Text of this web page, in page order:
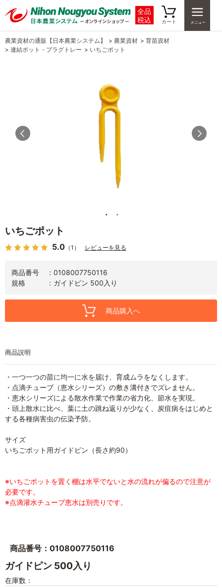
全品
税込
カート
農業資材の通販【日本農業システム】 > 農業資材 > 育苗資材
> 連結ポット・プラグトレー > いちごポット
いちごポット
5.0 （1） レビューを見る
商品番号
0108007750116
規格
ガイドピン 500入り
商品購入へ
商品説明
・一つ一つの苗に均一に水を届け、育成ムラをなくします。
・点滴チューブ（恵水シリーズ）の敷き溝付きでズレません。
・恵水シリーズによる散水作業で作業の省力化、節水を実現。
・頭上散水に比べ、葉に土の跳ね返りが少なく、炭疽病をはじめと
する各種病害虫の伝染予防。
サイズ
いちごポット用ガイドピン（長さ約90）
※いちごポットを置く棚は水平でないと水の流れが偏るので注意が
必要です。
※点滴灌水チューブ恵水は別売りです。
商品番号：0108007750116
ガイドピン 500入り
在庫数：